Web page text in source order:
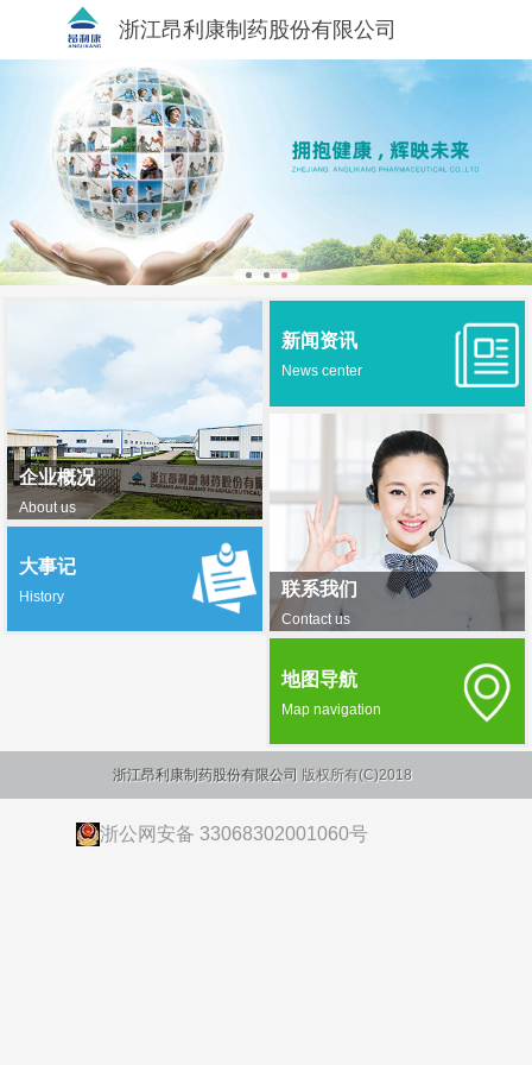
浙江昂利康制药股份有限公司
企业概况
About us
新闻资讯
News center
联系我们
Contact us
大事记
History
地图导航
Map navigation
浙江昂利康制药股份有限公司 版权所有(C)2018
浙公网安备 33068302001060号